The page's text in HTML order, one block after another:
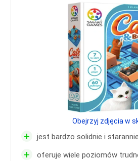
+ jest bardzo solidnie i
+ oferuje wiele poziomów
Obejrzyj zdjęcia w